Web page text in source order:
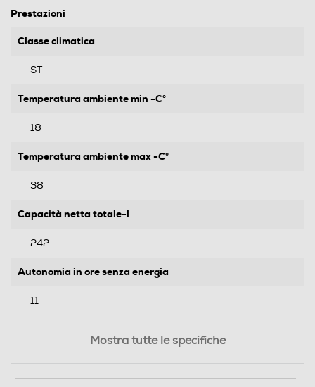
Prestazioni
Classe climatica
ST
Temperatura ambiente min -C°
18
Temperatura ambiente max -C°
38
Capacità netta totale-l
242
Autonomia in ore senza energia
11
Mostra tutte le specifiche